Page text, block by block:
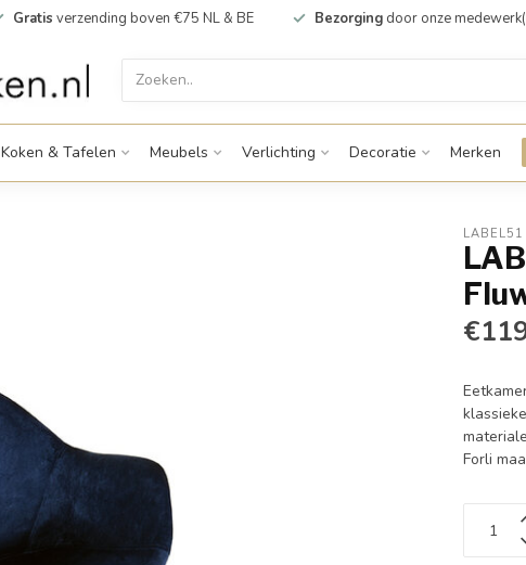
Gratis verzending boven €75 NL & BE Bezorging door onze
Koken & Tafelen Meubels Verlichting Decoratie Merken
LABEL51
Forli